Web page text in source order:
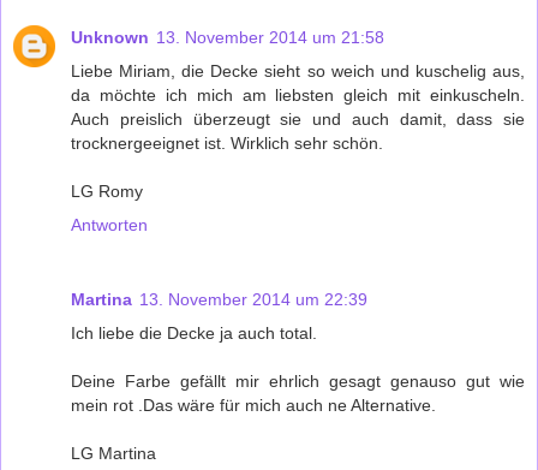
Unknown 13. November 2014 um 21:58
Liebe Miriam, die Decke sieht so weich und kuschelig aus,
da möchte ich mich am liebsten gleich mit einkuscheln.
Auch preislich überzeugt sie und auch damit, dass sie
trocknergeeignet ist. Wirklich sehr schön.
LG Romy
Antworten
Martina 13. November 2014 um 22:39
Ich liebe die Decke ja auch total.
Deine Farbe gefällt mir ehrlich gesagt genauso gut wie
mein rot .Das wäre für mich auch ne Alternative.
LG Martina